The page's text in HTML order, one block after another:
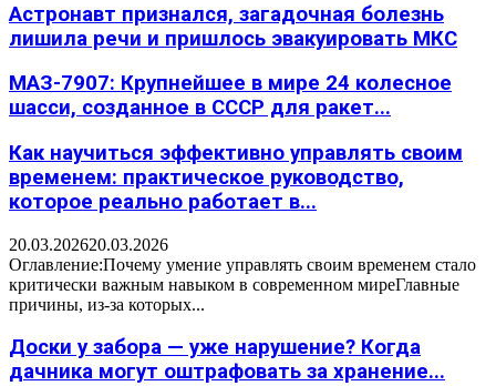
Астронавт признался, загадочная болезнь
лишила речи и пришлось эвакуировать МКС
МАЗ-7907: Крупнейшее в мире 24 колесное
шасси, созданное в СССР для ракет...
Как научиться эффективно управлять своим
временем: практическое руководство,
которое реально работает в...
20.03.202620.03.2026
Оглавление:Почему умение управлять своим временем стало
критически важным навыком в современном миреГлавные
причины, из-за которых...
Доски у забора — уже нарушение? Когда
дачника могут оштрафовать за хранение...